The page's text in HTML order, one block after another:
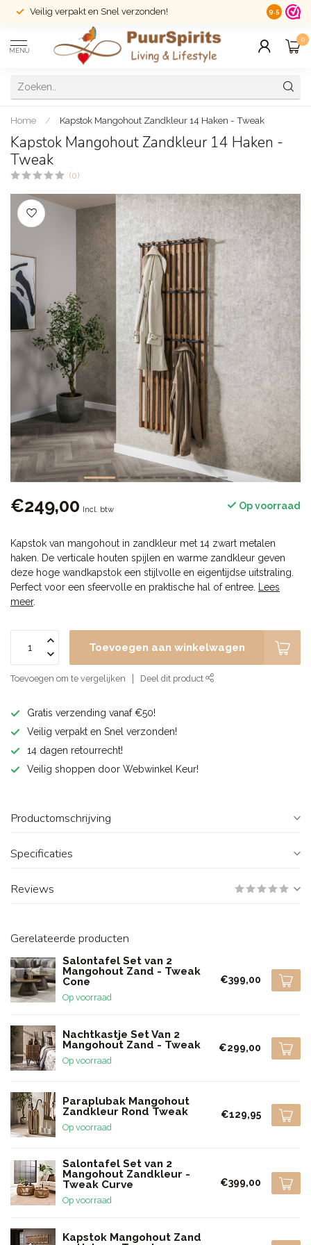
Veilig verpakt en Snel verzonden! 14 dagen
9.5
MENU
0
Home / Kapstok Mangohout Zandkleur 14 Haken - Tweak
Kapstok Mangohout Zandkleur 14 Haken -
Tweak
(0)
€249,00 Incl. btw Op voorraad
Kapstok van mangohout in zandkleur met 14 zwart metalen
haken. De verticale houten spijlen en warme zandkleur geven
deze hoge wandkapstok een stijlvolle en eigentijdse uitstraling.
Perfect voor een sfeervolle en praktische hal of entree.
Lees
meer.
Toevoegen aan winkelwagen
Toevoegen om te vergelijken Deel dit product
Gratis verzending vanaf €50!
Veilig verpakt en Snel verzonden!
14 dagen retourrecht!
Veilig shoppen door Webwinkel Keur!
Productomschrijving
Specificaties
Reviews
Gerelateerde producten
Salontafel Set van 2
Mangohout Zand - Tweak
Cone
Op voorraad
€399,00
Nachtkastje Set Van 2
Mangohout Zand - Tweak
Op voorraad
€299,00
Paraplubak Mangohout
Zandkleur Rond Tweak
Op voorraad
€129,95
Salontafel Set van 2
Mangohout Zandkleur -
Tweak Curve
Op voorraad
€399,00
Kapstok Mangohout Zand